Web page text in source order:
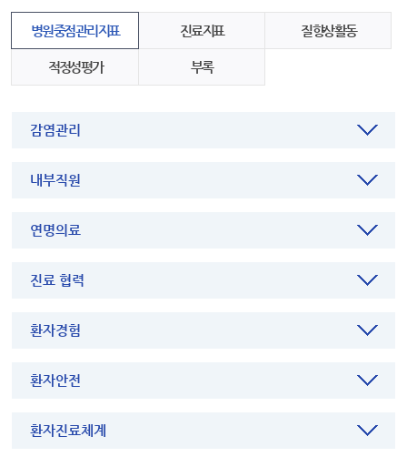
병원 중점 관리 지표 진료 지표 질 향상 활동
적정성 평가 부록
감염관리
내부직원
연명의료
진료 협력
환자경험
환자안전
환자진료체계